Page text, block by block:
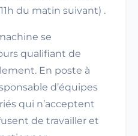
du matin suivant) .
se
qualifiant de
En poste à
d’équipes
qui n’acceptent
de travailler et